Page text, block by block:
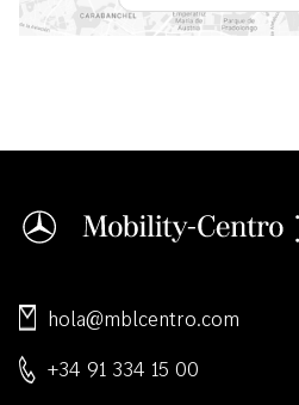
hola@mblcentro.com
+34 91 334 15 00